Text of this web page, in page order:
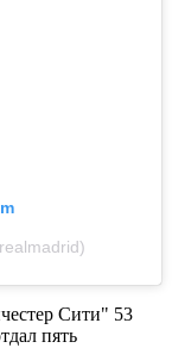
Сити" 53
пять